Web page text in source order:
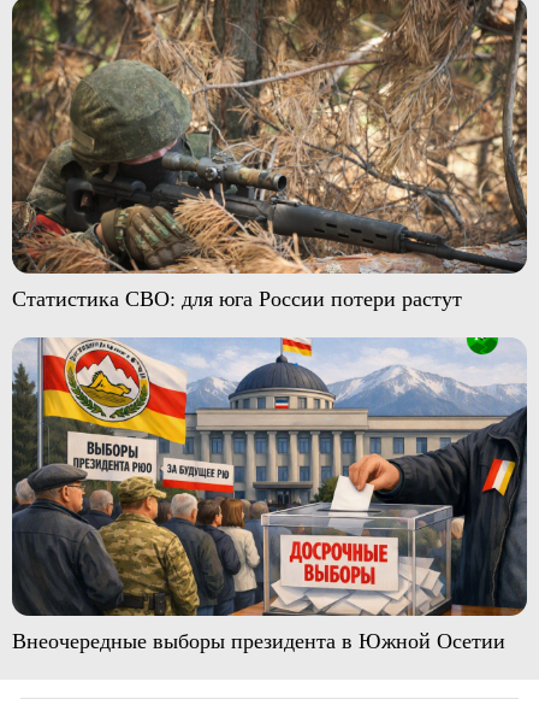
Статистика СВО: для юга России потери растут
Внеочередные выборы президента в Южной Осетии